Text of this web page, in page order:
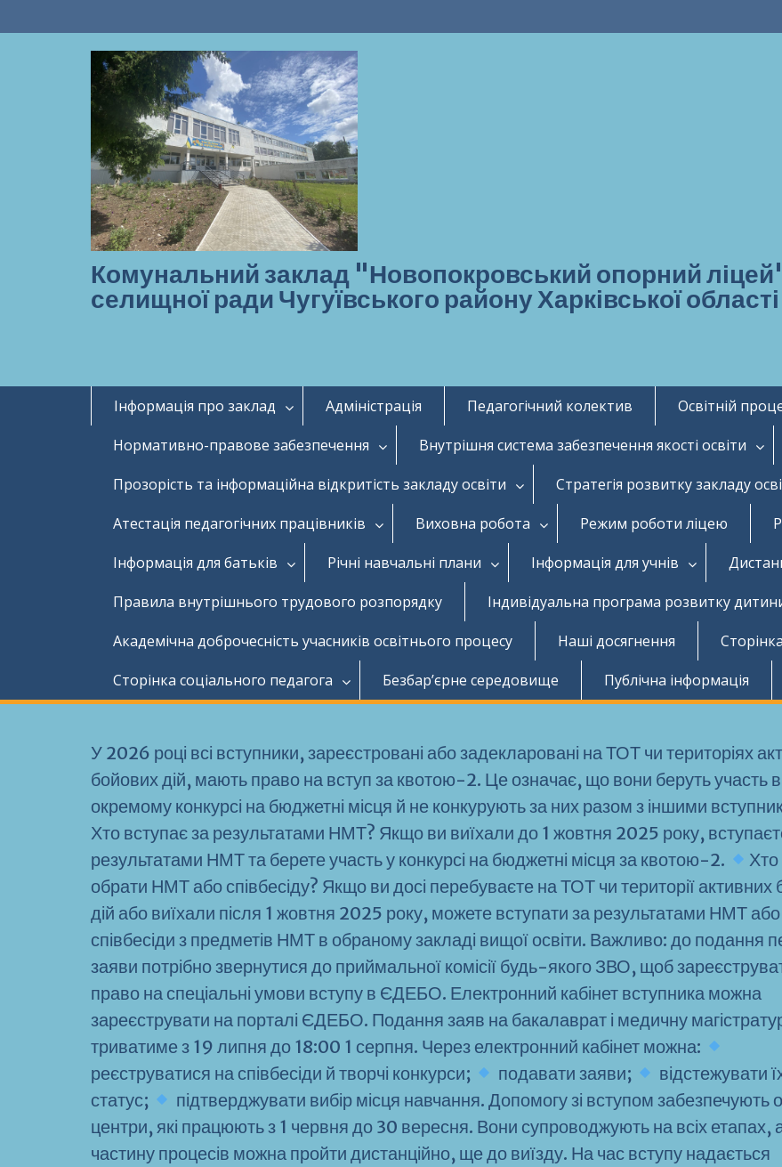
Комунальний заклад "Новопокровський опорний
селищної ради Чугуївського району Харківської області
Інформація про заклад Адміністрація Педагогічний колектив
Освітній
Нормативно-правове забезпечення
Внутрішня система забезпечення якості освіти
Прозорість та інформаційна відкритість закладу освіти
Стратегія розвитку закладу
Атестація педагогічних працівників
Виховна робота Режим роботи ліцею
Інформація для батьків
Річні навчальні плани Інформація для учнів
Правила внутрішнього трудового розпорядку
Індивідуальна програма розвитку
Академічна доброчесність учасників освітнього процесу
Наші досягнення
Сторінка соціального педагога
Безбар’єрне середовище Публічна інформація
У 2026 році всі вступники, зареєстровані або задекларовані на ТОТ чи територіях
бойових дій, мають право на вступ за квотою-2. Це означає, що вони беруть участь в
окремому конкурсі на бюджетні місця й не конкурують за них разом з іншими
Хто вступає за результатами НМТ? Якщо ви виїхали до 1 жовтня 2025 року,
результатами НМТ та берете участь у конкурсі на бюджетні місця за квотою-2.
обрати НМТ або співбесіду? Якщо ви досі перебуваєте на ТОТ чи території активних
дій або виїхали після 1 жовтня 2025 року, можете вступати за результатами НМТ
співбесіди з предметів НМТ в обраному закладі вищої освіти. Важливо: до подання
заяви потрібно звернутися до приймальної комісії будь-якого ЗВО, щоб
право на спеціальні умови вступу в ЄДЕБО. Електронний кабінет вступника можна
зареєструвати на порталі ЄДЕБО. Подання заяв на бакалаврат і медичну
триватиме з 19 липня до 18:00 1 серпня. Через електронний кабінет можна:
реєструватися на співбесіди й творчі конкурси;
подавати заяви;
відстежувати
статус;
підтверджувати вибір місця навчання. Допомогу зі вступом забезпечують
центри, які працюють з 1 червня до 30 вересня. Вони супроводжують на всіх етапах,
частину процесів можна пройти дистанційно, ще до виїзду. На час вступу надається